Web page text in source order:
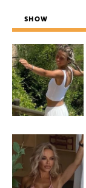
SHOW